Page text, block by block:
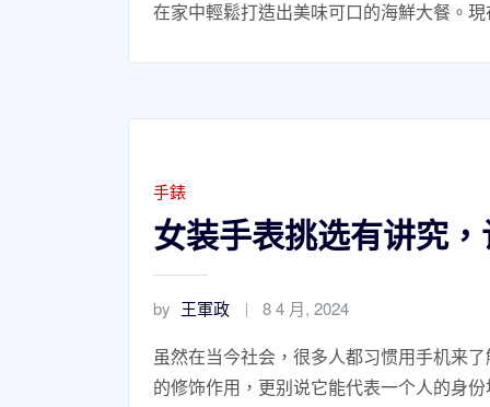
在家中輕鬆打造出美味可口的海鮮大餐。
手錶
女装手表挑选有讲究
by 王軍政 8 4 月, 2024
虽然在当今社会，很多人都习惯用手机来
的修饰作用，更别说它能代表一个人的身